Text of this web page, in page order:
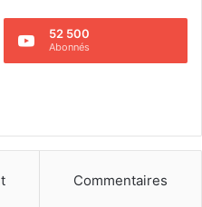
52 500
Abonnés
Commentaires